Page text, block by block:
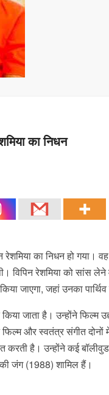
का निधन
का निधन हो गया।
विपिन रेशमिया को
जाएगा, जहां उनका
जाता है। उन्होंने
फिल्म और स्वतंत्र संगीत
करती है। उन्होंने कई
जंग (1988) शामिल हैं।